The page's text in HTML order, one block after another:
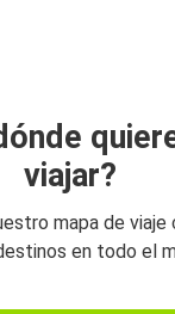
viajar?
mapa de viaje
en todo el